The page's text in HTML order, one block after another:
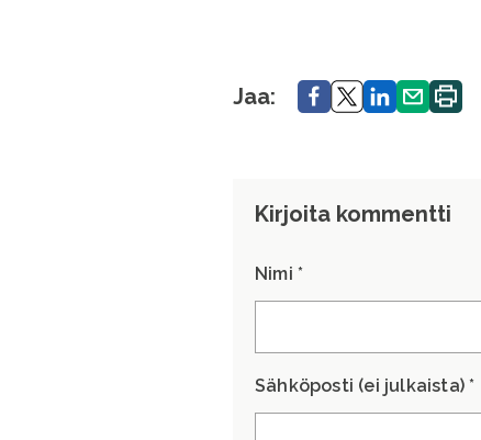
Jaa: Jaa. Jaa.Jaa. Jaa. Tulosta
sivu.
Kirjoita kommentti
Nimi *
Sähköposti (ei julkaista) *